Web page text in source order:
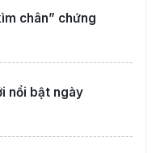
chân” chứng
nổi bật ngày